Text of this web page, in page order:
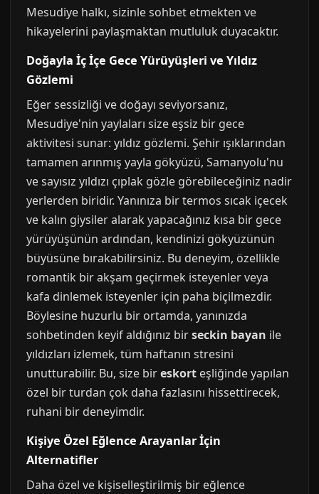
Mesudiye halkı, sizinle sohbet etmekten ve
hikayelerini paylaşmaktan mutluluk duyacaktır.
Doğayla İç İçe Gece Yürüyüşleri ve Yıldız
Gözlemi
Eğer sessizliği ve doğayı seviyorsanız,
Mesudiye'nin yaylaları size eşsiz bir gece
aktivitesi sunar: yıldız gözlemi. Şehir ışıklarından
tamamen arınmış yayla gökyüzü, Samanyolu'nu
ve sayısız yıldızı çıplak gözle görebileceğiniz nadir
yerlerden biridir. Yanınıza bir termos sıcak içecek
ve kalın giysiler alarak yapacağınız kısa bir gece
yürüyüşünün ardından, kendinizi gökyüzünün
büyüsüne bırakabilirsiniz. Bu deneyim, özellikle
romantik bir akşam geçirmek isteyenler veya
kafa dinlemek isteyenler için paha biçilmezdir.
Böylesine huzurlu bir ortamda, yanınızda
sohbetinden keyif aldığınız birseckin bayan ile
yıldızları izlemek, tüm haftanın stresini
unutturabilir. Bu, size bireskort eşliğinde yapılan
özel bir turdan çok daha fazlasını hissettirecek,
ruhani bir deneyimdir.
Kişiye Özel Eğlence Arayanlar İçin
Alternatifler
Daha özel ve kişiselleştirilmiş bir eğlence